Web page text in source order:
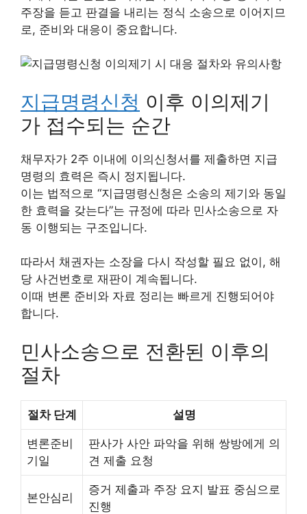
주장을 듣고 판결을 내리는 정식 소송으로 이어지므
로, 준비와 대응이 중요합니다.
지급명령신청 이후 이의제기
가 접수되는 순간
채무자가 2주 이내에 이의신청서를 제출하면 지급
명령의 효력은 즉시 정지됩니다.
이는 법적으로 “지급명령신청은 소송의 제기와 동일
한 효력을 갖는다”는 규정에 따라 민사소송으로 자
동 이행되는 구조입니다.
따라서 채권자는 소장을 다시 작성할 필요 없이, 해
당 사건번호로 재판이 계속됩니다.
이때 변론 준비와 자료 정리는 빠르게 진행되어야
합니다.
민사소송으로 전환된 이후의
절차
절차 단계 설명
변론준비
기일
판사가 사안 파악을 위해 쌍방에게 의
견 제출 요청
본안심리
증거 제출과 주장 요지 발표 중심으로
진행